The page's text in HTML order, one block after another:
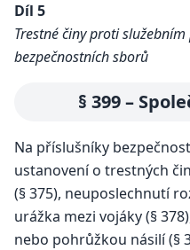
Díl 5
Trestné činy proti
bezpečnostních sborů
§ 399 –
Na příslušníky
ustanovení o trestných
(§ 375), neuposlechnutí
urážka mezi vojáky (§
nebo pohrůžkou násilí (§